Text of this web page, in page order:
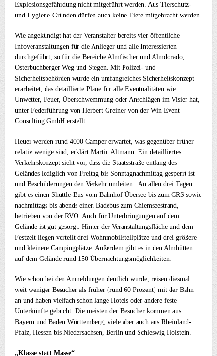
Explosionsgefährdung nicht mitgeführt werden. Aus Tierschutz-
und Hygiene-Gründen dürfen auch keine Tiere mitgebracht werden.
Wie angekündigt hat der Veranstalter bereits vier öffentliche
Infoveranstaltungen für die Anlieger und alle Interessierten
durchgeführt, so für die Bereiche Almfischer und Almdorado,
Osterbuchberger Weg und Stegen. Mit Polizei- und
Sicherheitsbehörden wurde ein umfangreiches Sicherheitskonzept
erarbeitet, das detaillierte Pläne für alle Eventualitäten wie
Unwetter, Feuer, Überschwemmung oder Anschlägen im Visier hat,
unter Federführung von Herbert Greiner von der Win Event
Consulting GmbH erstellt.
Heuer werden rund 4000 Camper erwartet, was gegenüber früher
relativ wenige sind, erklärt Martin Altmann. Ein detailliertes
Verkehrskonzept sieht vor, dass die Staatsstraße entlang des
Geländes lediglich von Freitag bis Sonntagnachmittag gesperrt ist
und Beschilderungen den Verkehr umleiten. An allen drei Tagen
gibt es einen Shuttle-Bus vom Bahnhof Übersee bis zum CRS sowie
nachmittags bis abends einen Badebus zum Chiemseestrand,
betrieben von der RVO. Auch für Unterbringungen auf dem
Gelände ist gut gesorgt: Hinter der Veranstaltungsfläche und dem
Festzelt liegen verteilt drei Wohnmobilstellplätze und drei größere
und kleinere Campingplätze. Außerdem gibt es in den Almhütten
auf dem Gelände rund 150 Übernachtungsmöglichkeiten.
Wie schon bei den Anmeldungen deutlich wurde, reisen diesmal
weit weniger Besucher als früher (rund 60 Prozent) mit der Bahn
an und haben vielfach schon lange Hotels oder andere feste
Unterkünfte gebucht. Die meisten der Besucher kommen aus
Bayern und Baden Württemberg, viele aber auch aus Rheinland-
Pfalz, Hessen bis Niedersachsen, Berlin und Schleswig Holstein.
„Klasse statt Masse“